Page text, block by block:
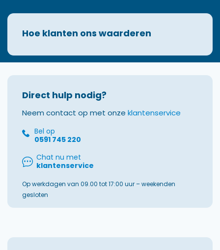
Hoe klanten ons waarderen
Direct hulp nodig?
Neem contact op met onze klantenservice
Bel op
0591 745 220
Chat nu met
klantenservice
Op werkdagen van 09.00 tot 17:00 uur – weekenden
gesloten